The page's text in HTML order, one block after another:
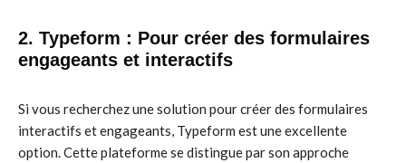
2. Typeform : Pour créer des formulaires
engageants et interactifs
Si vous recherchez une solution pour créer des formulaires
interactifs et engageants, Typeform est une excellente
option. Cette plateforme se distingue par son approche